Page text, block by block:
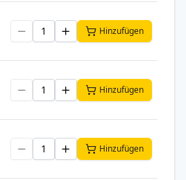
Hinzufügen
Hinzufügen
Hinzufügen